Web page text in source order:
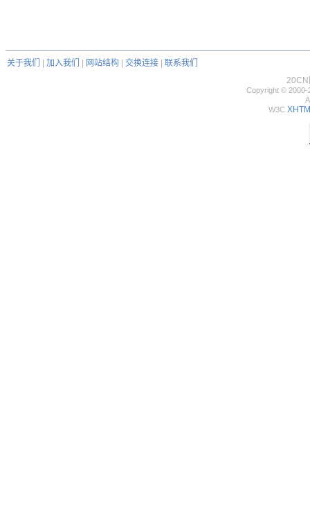
关于我们 加入我们 网站结构 交换连接
联系我们
20CN
Copyright © 2000-
W3C